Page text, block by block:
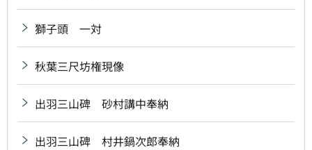
獅子頭 一対
秋葉三尺坊権現像
出羽三山碑 砂村講中奉納
出羽三山碑 村井鍋次郎奉納